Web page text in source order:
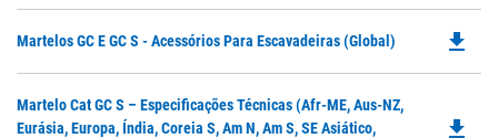
Martelos GC E GC S - Acessórios Para Escavadeiras (Global) file_download
Martelo Cat GC S – Especificações Técnicas (Afr-ME, Aus-NZ,
Eurásia, Europa, Índia, Coreia S, Am N, Am S, SE Asiático,
file_download